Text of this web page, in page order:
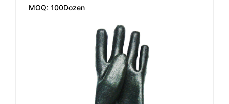
MOQ: 100Dozen